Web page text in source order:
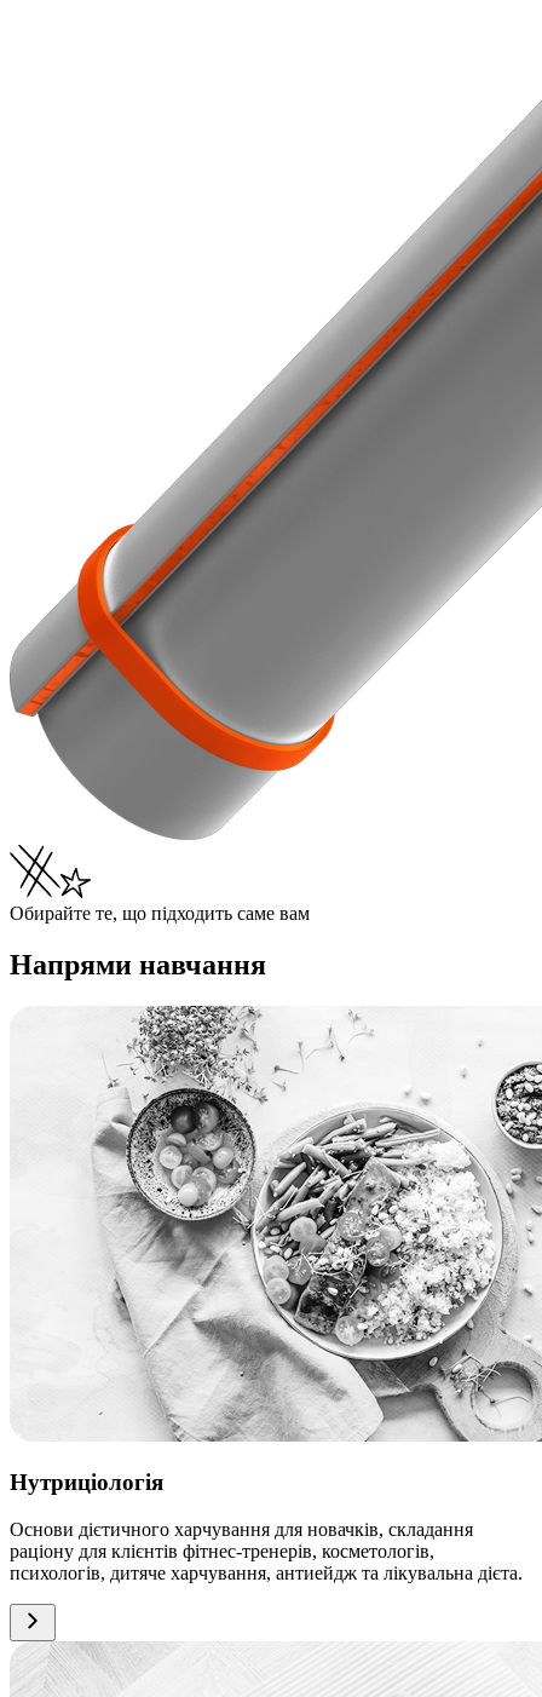
Обирайте те, що підходить саме вам
Напрями навчання
Нутриціологія
Основи дієтичного харчування для новачків, складання
раціону для клієнтів фітнес-тренерів, косметологів,
психологів, дитяче харчування, антиейдж та лікувальна дієта.